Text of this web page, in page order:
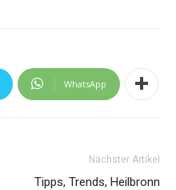
WhatsApp
Nächster Artikel
Tipps, Trends, Heilbronn